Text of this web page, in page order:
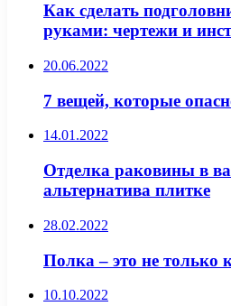
Как сделать
руками: чертежи и
20.06.2022
7 вещей, которые
14.01.2022
Отделка раковины в
альтернатива плитке
28.02.2022
Полка – это не только
10.10.2022